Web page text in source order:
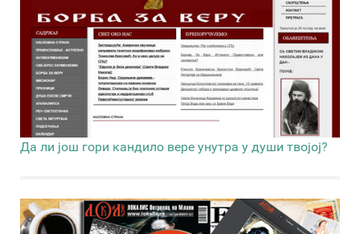
Да ли још гори кандило вере унутра у души твојој?